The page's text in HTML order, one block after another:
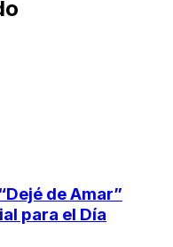
de Amar”
para el Día